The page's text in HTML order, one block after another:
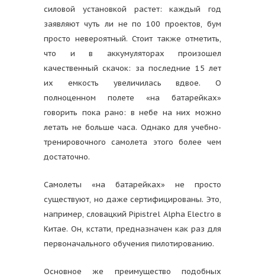
силовой установкой растет: каждый год
заявляют чуть ли не по 100 проектов, бум
просто невероятный. Стоит также отметить,
что и в аккумуляторах произошел
качественный скачок: за последние 15 лет
их емкость увеличилась вдвое. О
полноценном полете «на батарейках»
говорить пока рано: в небе на них можно
летать не больше часа. Однако для учебно-
тренировочного самолета этого более чем
достаточно.
Самолеты «на батарейках» не просто
существуют, но даже сертифицированы. Это,
например, словацкий Pipistrel Alpha Electro в
Китае. Он, кстати, предназначен как раз для
первоначального обучения пилотированию.
Основное же преимущество подобных